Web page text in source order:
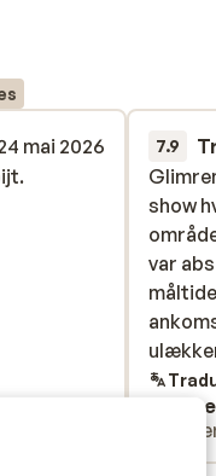
mai 2026
7.9
show
var
show
var